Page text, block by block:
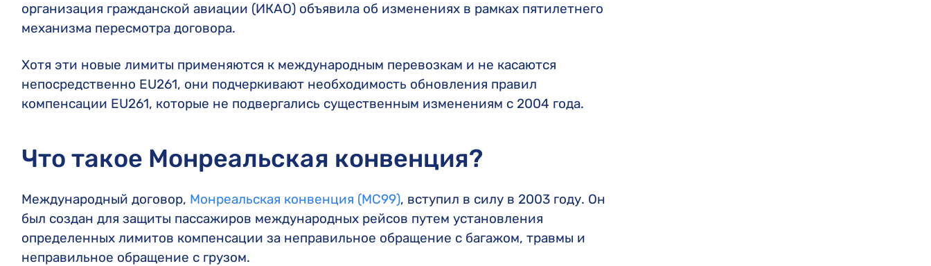
организация гражданской авиации (ИКАО) объявила об изменениях в рамках пятилетнего
механизма пересмотра договора.
Хотя эти новые лимиты применяются к международным перевозкам и не касаются
непосредственно EU261, они подчеркивают необходимость обновления правил
компенсации EU261, которые не подвергались существенным изменениям с 2004 года.
Что такое Монреальская конвенция?
Международный договор, Монреальская конвенция (MC99), вступил в силу в 2003 году. Он
был создан для защиты пассажиров международных рейсов путем установления
определенных лимитов компенсации за неправильное обращение с багажом, травмы и
неправильное обращение с грузом.